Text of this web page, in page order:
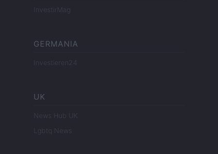
InvestirMag
GERMANIA
Investieren24
UK
News Hub UK
Lgbtq News